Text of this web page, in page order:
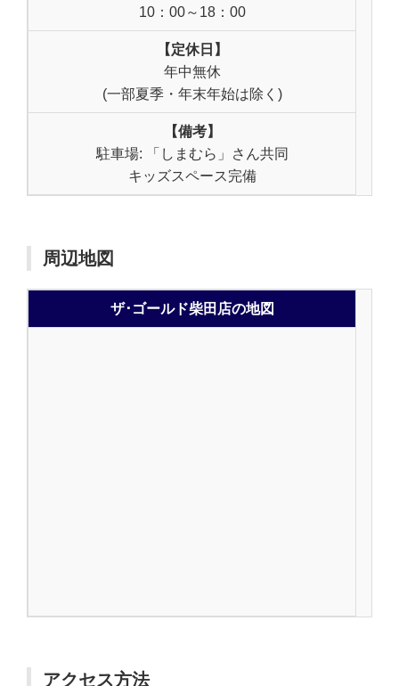
10：00～18：00
【定休日】
年中無休
(一部夏季・年末年始は除く)
【備考】
駐車場: 「しまむら」さん共同
キッズスペース完備
周辺地図
ザ･ゴールド柴田店の地図
アクセス方法